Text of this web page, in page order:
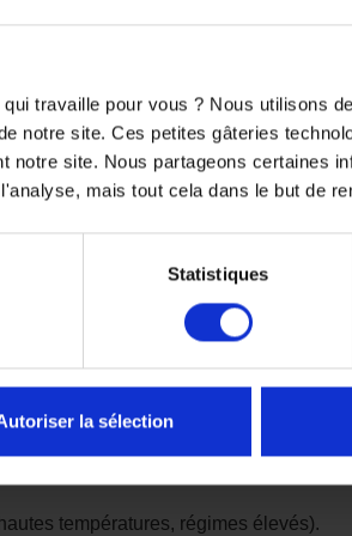
travaille pour vous ? Nous utilisons
notre site. Ces petites gâteries
notre site. Nous partageons certaines
mais tout cela dans le but de
Statistiques
la sélection
filtration optimale.
prolongeant ainsi la durée de
efficaces.
températures, régimes élevés).